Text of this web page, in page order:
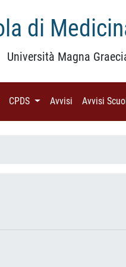
di
Università Magna
(current)
CPDS (current)
Avvisi (current)
Avvisi